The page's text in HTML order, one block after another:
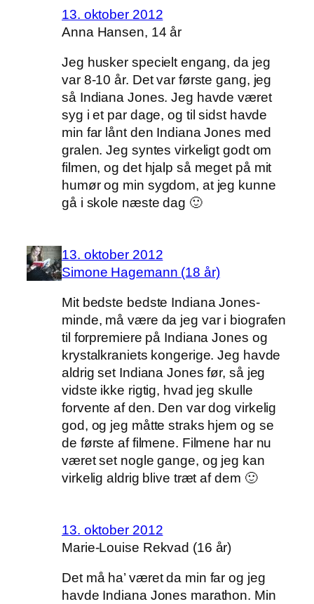
13. oktober 2012
Anna Hansen, 14 år
Jeg husker specielt engang, da jeg
var 8-10 år. Det var første gang, jeg
så Indiana Jones. Jeg havde været
syg i et par dage, og til sidst havde
min far lånt den Indiana Jones med
gralen. Jeg syntes virkeligt godt om
filmen, og det hjalp så meget på mit
humør og min sygdom, at jeg kunne
gå i skole næste dag 🙂
13. oktober 2012
Simone Hagemann (18 år)
Mit bedste bedste Indiana Jones-
minde, må være da jeg var i biografen
til forpremiere på Indiana Jones og
krystalkraniets kongerige. Jeg havde
aldrig set Indiana Jones før, så jeg
vidste ikke rigtig, hvad jeg skulle
forvente af den. Den var dog virkelig
god, og jeg måtte straks hjem og se
de første af filmene. Filmene har nu
været set nogle gange, og jeg kan
virkelig aldrig blive træt af dem 🙂
13. oktober 2012
Marie-Louise Rekvad (16 år)
Det må ha’ været da min far og jeg
havde Indiana Jones marathon. Min